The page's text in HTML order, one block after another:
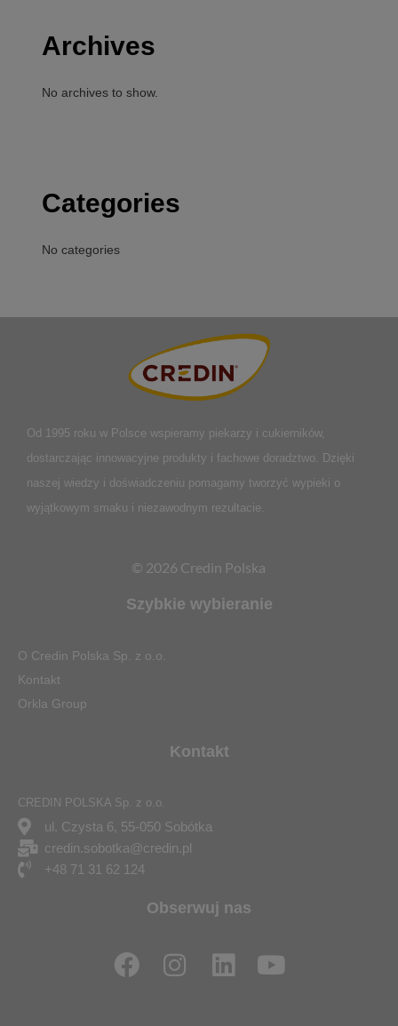
Archives
No archives to show.
Categories
No categories
Od 1995 roku w Polsce wspieramy piekarzy i cukierników,
dostarczając innowacyjne produkty i fachowe doradztwo. Dzięki
naszej wiedzy i doświadczeniu pomagamy tworzyć wypieki o
wyjątkowym smaku i niezawodnym rezultacie.
© 2026 Credin Polska
Szybkie wybieranie
O Credin Polska Sp. z o.o.
Kontakt
Orkla Group
Kontakt
CREDIN POLSKA Sp. z o.o.
ul. Czysta 6, 55-050 Sobótka
credin.sobotka@credin.pl
+48 71 31 62 124
Obserwuj nas
F
a
I
n
L
i
Y